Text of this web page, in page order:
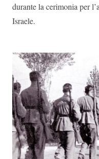
durante la cerimonia per
Israele.